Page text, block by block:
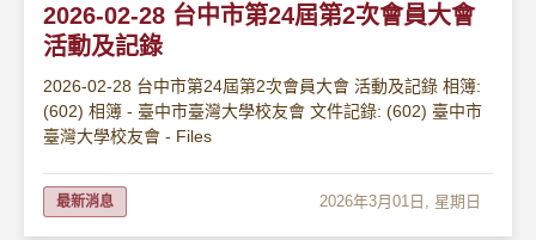
2026-02-28 台中市第24屆第2次會員大會
活動及記錄
2026-02-28 台中市第24屆第2次會員大會 活動及記錄 相簿:
(602) 相簿 - 臺中市臺灣大學校友會 文件記錄: (602) 臺中市
臺灣大學校友會 - Files
最新消息 2026年3月01日, 星期日